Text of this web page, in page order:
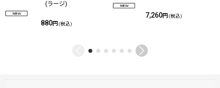
(ラージ)
880円 (税込)
7,260円 (税込)